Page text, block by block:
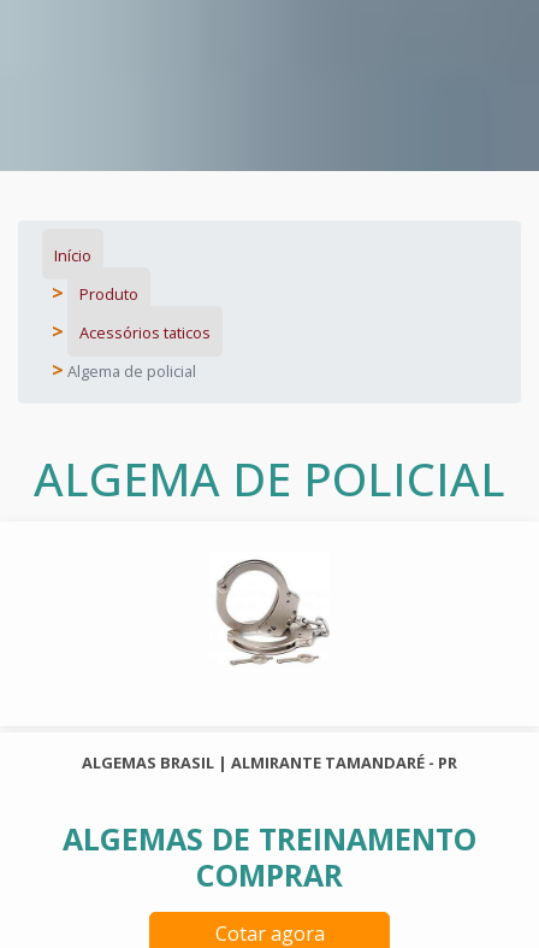
Início
Produto
Acessórios taticos
Algema de policial
ALGEMA DE POLICIAL
ALGEMAS BRASIL | ALMIRANTE TAMANDARÉ - PR
ALGEMAS DE TREINAMENTO
COMPRAR
Cotar agora